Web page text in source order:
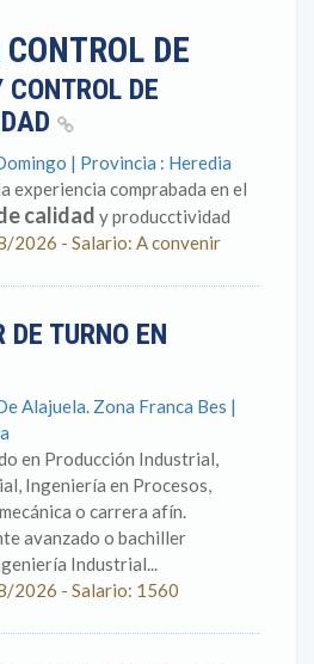
CONTROL DE
CONTROL DE
| Provincia : Heredia
experiencia comprabada en el
calidad y producctividad
2026 - Salario: A convenir
DE TURNO EN
Alajuela. Zona Franca Bes |
en Producción Industrial,
Ingeniería en Procesos,
o carrera afín.
avanzado o bachiller
Industrial...
2026 - Salario: 1560